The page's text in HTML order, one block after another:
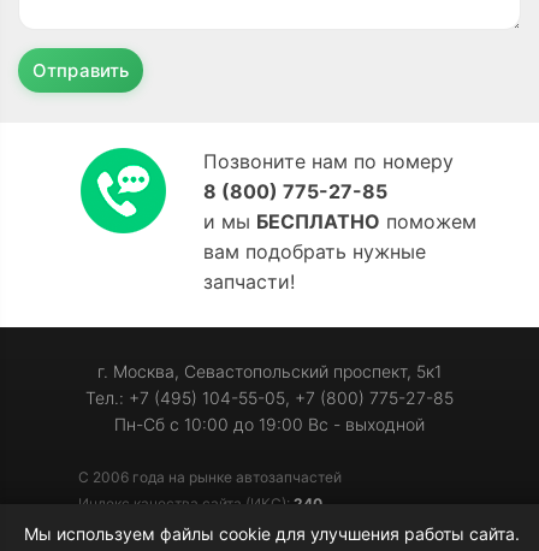
Отправить
Позвоните нам по номеру
8 (800) 775-27-85
и мы БЕСПЛАТНО поможем
вам подобрать нужные
запчасти!
г. Москва, Севастопольский проспект, 5к1
Тел.: +7 (495) 104-55-05, +7 (800) 775-27-85
Пн-Сб с 10:00 до 19:00 Вс - выходной
С 2006 года на рынке автозапчастей
Индекс качества сайта (ИКС): 240
Мы используем файлы cookie для улучшения работы сайта.